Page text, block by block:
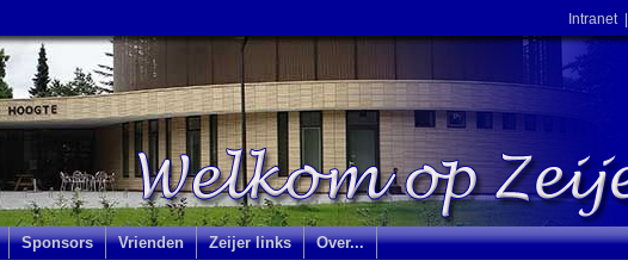
Intranet|
Sponsors Vrienden Zeijer links Over...